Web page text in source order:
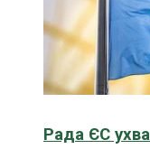
Рада ЄС